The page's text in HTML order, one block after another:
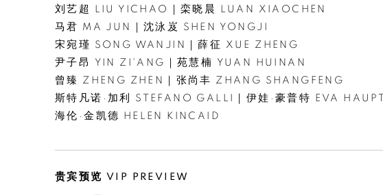
刘艺超 LIU YICHAO｜栾晓晨 LUAN XIAOCHEN
马君 MA JUN｜沈泳岌 SHEN YONGJI
宋宛瑾 SONG WANJIN｜薛征 XUE ZHENG
尹子昂 YIN ZI'ANG｜苑慧楠 YUAN HUINAN
曾臻 ZHENG ZHEN｜张尚丰 ZHANG SHANGFENG
斯特凡诺·加利 STEFANO GALLI｜伊娃·豪普特 EVA HAUPT
海伦·金凯德 HELEN KINCAID
贵宾预览 VIP PREVIEW